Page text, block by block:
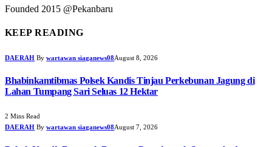
Founded 2015 @Pekanbaru
KEEP READING
DAERAH By wartawan siaganews08August 8, 2026
Bhabinkamtibmas Polsek Kandis Tinjau Perkebunan Jagung di
Lahan Tumpang Sari Seluas 12 Hektar
2 Mins Read
DAERAH By wartawan siaganews08August 7, 2026